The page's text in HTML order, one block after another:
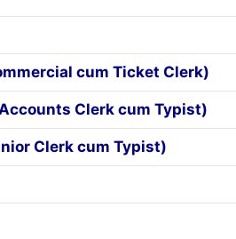
cum Ticket Clerk)
(Accounts Clerk cum Typist)
Clerk cum Typist)